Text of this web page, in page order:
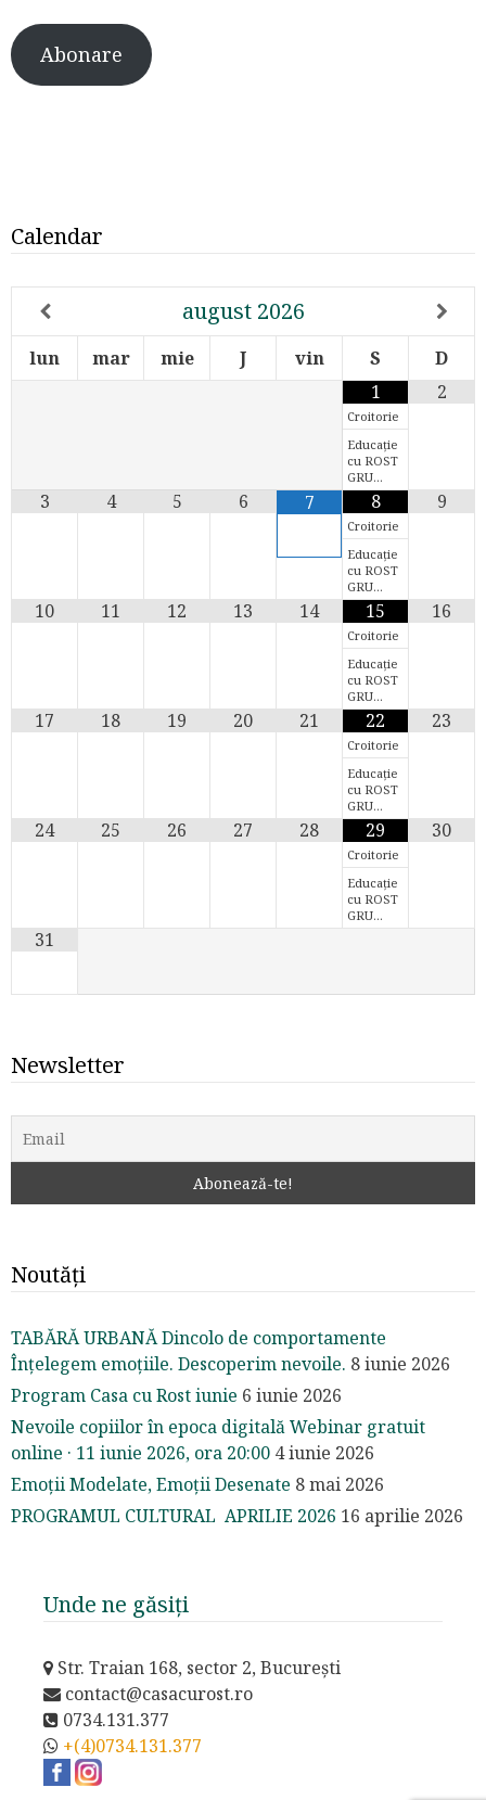
Abonare
Calendar
august 2026
lun mar mie J vin S
D
1
Croitorie
Educație
cu ROST
GRU…
2
3 4 5 6 7 8
Croitorie
Educație
cu ROST
GRU…
9
10 11 12 13 14 15
Croitorie
Educație
cu ROST
GRU…
16
17 18 19 20 21 22
Croitorie
Educație
cu ROST
GRU…
23
24 25 26 27 28 29
Croitorie
Educație
cu ROST
GRU…
30
31
Newsletter
Noutăți
TABĂRĂ URBANĂ Dincolo de comportamente
Înțelegem emoțiile. Descoperim nevoile. 8 iunie 2026
Program Casa cu Rost iunie 6 iunie 2026
Nevoile copiilor în epoca digitală Webinar gratuit
online · 11 iunie 2026, ora 20:00 4 iunie 2026
Emoții Modelate, Emoții Desenate 8 mai 2026
PROGRAMUL CULTURAL APRILIE 2026 16 aprilie 2026
Unde ne găsiți
Str. Traian 168, sector 2, București
contact@casacurost.ro
0734.131.377
+(4)0734.131.377